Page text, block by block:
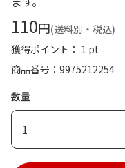
110円(送料別・税込)
獲得ポイント： 1 pt
商品番号
9975212254
数量
1